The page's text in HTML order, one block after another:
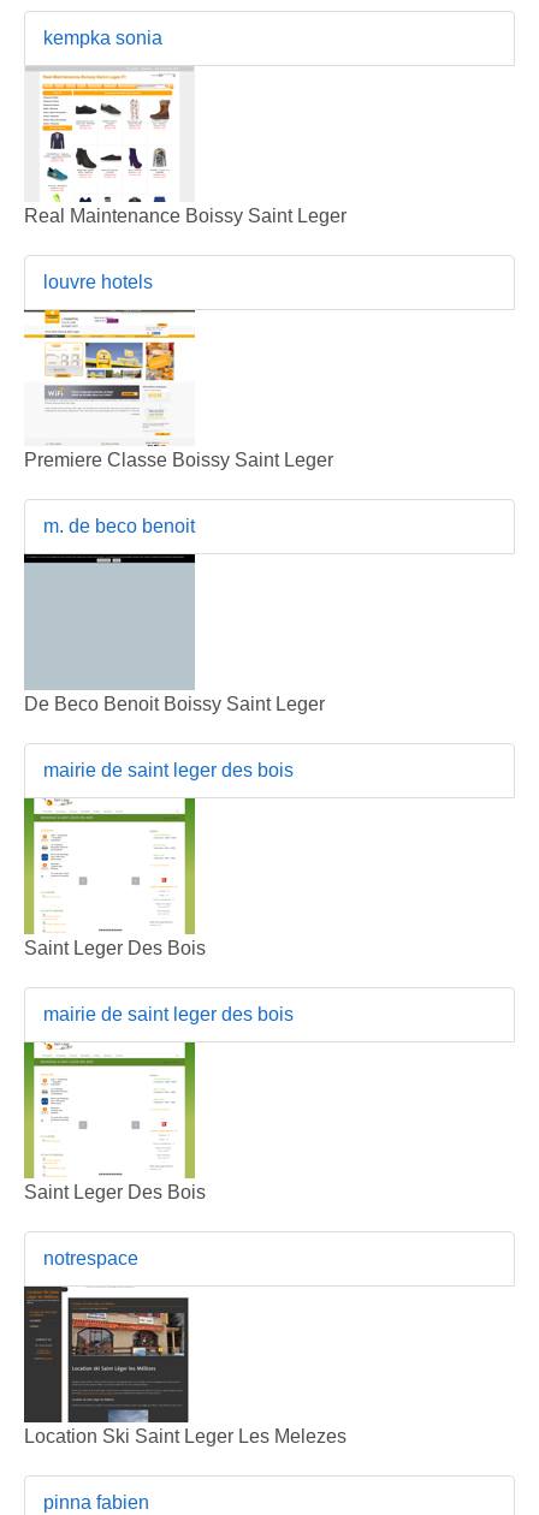
kempka sonia
Real Maintenance Boissy Saint Leger
louvre hotels
Premiere Classe Boissy Saint Leger
m. de beco benoit
De Beco Benoit Boissy Saint Leger
mairie de saint leger des bois
Saint Leger Des Bois
mairie de saint leger des bois
Saint Leger Des Bois
notrespace
Location Ski Saint Leger Les Melezes
pinna fabien